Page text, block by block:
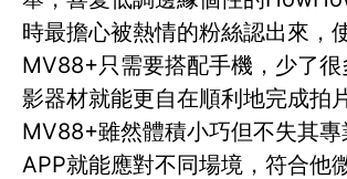
時最擔心被熱情的粉絲認出來，
MV88+只需要搭配手機，少了
影器材就能更自在順利地完成拍
MV88+雖然體積小巧但不失其
APP就能應對不同場境，符合他